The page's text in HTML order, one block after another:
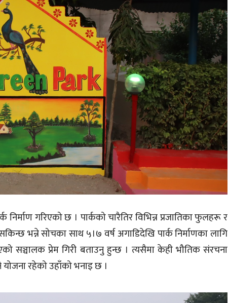
गरिएको छ । पार्कको चारैतिर विभिन्न प्रजातिका फुलहरू र
भन्ने सोचका साथ ५।७ वर्ष अगाडिदेखि पार्क निर्माणका लागि
सञ्चालक प्रेम गिरी बताउनु हुन्छ । त्यसैमा केही भौतिक संरचना
रहेको उहाँको भनाइ छ ।